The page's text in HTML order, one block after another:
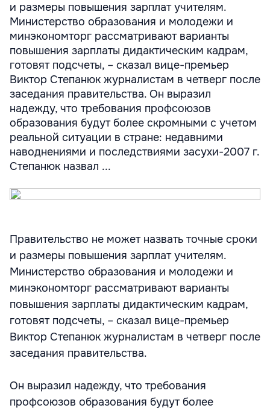
и размеры повышения зарплат учителям.
Министерство образования и молодежи и
минэкономторг рассматривают варианты
повышения зарплаты дидактическим кадрам,
готовят подсчеты, – сказал вице-премьер
Виктор Степанюк журналистам в четверг после
заседания правительства. Он выразил
надежду, что требования профсоюзов
образования будут более скромными с учетом
реальной ситуации в стране: недавними
наводнениями и последствиями засухи-2007 г.
Степанюк назвал ...
Правительство не может назвать точные сроки
и размеры повышения зарплат учителям.
Министерство образования и молодежи и
минэкономторг рассматривают варианты
повышения зарплаты дидактическим кадрам,
готовят подсчеты, – сказал вице-премьер
Виктор Степанюк журналистам в четверг после
заседания правительства.
Он выразил надежду, что требования
профсоюзов образования будут более